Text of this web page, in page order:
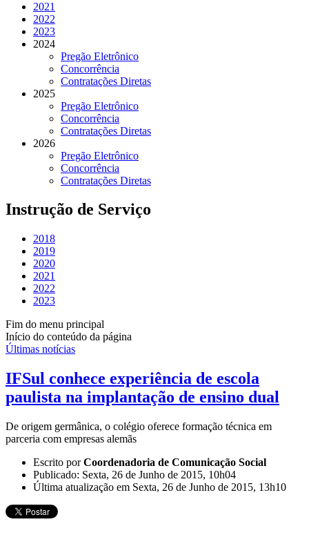
2021
2022
2023
2024
Pregão Eletrônico
Concorrência
Contratações Diretas
2025
Pregão Eletrônico
Concorrência
Contratações Diretas
2026
Pregão Eletrônico
Concorrência
Contratações Diretas
Instrução de Serviço
2018
2019
2020
2021
2022
2023
Fim do menu principal
Início do conteúdo da página
Últimas notícias
IFSul conhece experiência de escola
paulista na implantação de ensino dual
De origem germânica, o colégio oferece formação técnica em
parceria com empresas alemãs
Escrito porCoordenadoria de Comunicação Social
Publicado: Sexta, 26 de Junho de 2015, 10h04
Última atualização em Sexta, 26 de Junho de 2015, 13h10